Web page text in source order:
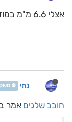
אצלי 6.6 מ"מ במודיעין עילית
נתי ❄️
חובב שלגים אמר ב